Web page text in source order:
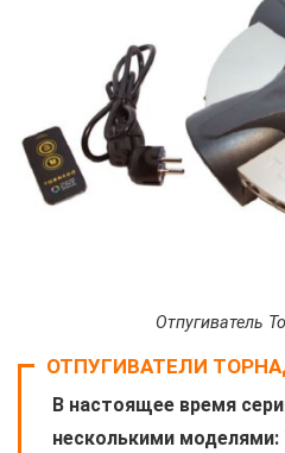
Отпугиватель
ОТПУГИВАТЕЛИ
В настоящее время
несколькими моделями: